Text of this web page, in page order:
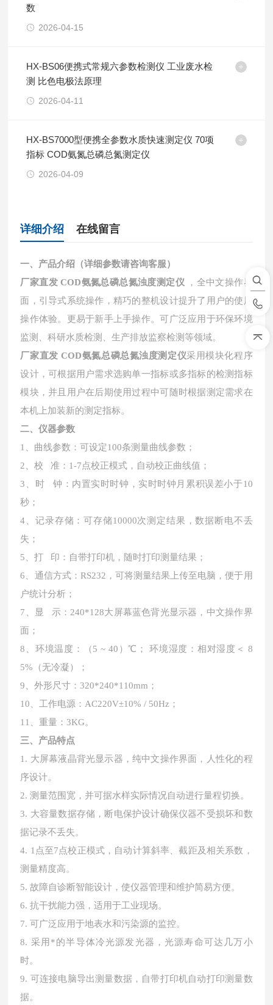
数
2026-04-15
HX-BS06便携式常规六参数检测仪 工业废水检
测 比色电极法原理
2026-04-11
HX-BS7000型便携全参数水质快速测定仪 70项
指标 COD氨氮总磷总氮测定仪
2026-04-09
详细介绍 在线留言
一、产品介绍（详细参数请咨询客服）
厂家直发 COD氨氮总磷总氮浊度测定仪 ，全中文操作界
面，引导式系统操作，精巧的整机设计提升了用户的使用
操作体验。更易于新手上手操作。可广泛应用于环保环境
监测、科研水质检测、生产排放监察检测等领域。
厂家直发 COD氨氮总磷总氮浊度测定仪采用模块化程序
设计，可根据用户需求选购单一指标或多指标的检测指标
模块，并且用户在后期使用过程中可随时根据测定需求在
本机上加装新的测定指标。
二、仪器参数
1、曲线参数：可设定100条测量曲线参数；
2、校 准：1-7点校正模式，自动校正曲线值；
3、时 钟：内置实时时钟，实时时钟月累积误差小于10
秒；
4、记录存储：可存储10000次测定结果，数据断电不丢
失；
5、打 印：自带打印机，随时打印测量结果；
6、通信方式：RS232，可将测量结果上传至电脑，便于用
户统计分析；
7、显 示：240*128大屏幕蓝色背光显示器，中文操作界
面；
8、环境温度：（5 ~ 40）℃； 环境湿度：相对湿度＜ 8
5%（无冷凝）；
9、外形尺寸：320*240*110mm；
10、工作电源：AC220V±10% / 50Hz；
11、重量：3KG。
三、产品特点
1. 大屏幕液晶背光显示器，纯中文操作界面，人性化的程
序设计。
2. 测量范围宽，并可据水样实际情况自动进行量程切换。
3. 大容量数据存储，断电保护设计确保仪器不受损坏和数
据记录不丢失。
4. 1点至7点校正模式，自动计算斜率、截距及相关系数，
测量精度高。
5. 故障自诊断智能设计，使仪器管理和维护简易方便。
6. 抗干扰能力强，适用于工业现场。
7. 可广泛应用于地表水和污染源的监控。
8. 采用*的半导体冷光源发光器，光源寿命可达几万小
时。
9. 可连接电脑导出测量数据，自带打印机自动打印测量数
据。